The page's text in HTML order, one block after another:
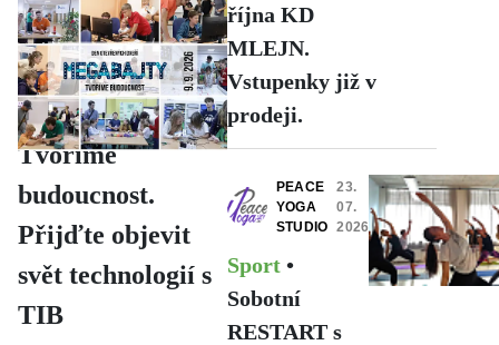
TIB,
Z.S.
PŘED 3
HODINAMI
Aktuálně •
Megabajty:
Tvoříme
budoucnost.
Přijďte objevit
svět technologií s
TIB
října KD
MLEJN.
Vstupenky již v
prodeji.
PEACE
YOGA
STUDIO
23.
07.
2026
Sport •
Sobotní
RESTART s